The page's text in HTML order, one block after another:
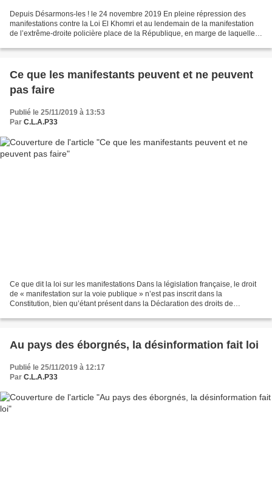
Depuis Désarmons-les ! le 24 novembre 2019 En pleine répression des
manifestations contre la Loi El Khomri et au lendemain de la manifestation
de l’extrême-droite policière place de la République, en marge de laquelle
Ce que les manifestants peuvent et ne peuvent
pas faire
Publié le 25/11/2019 à 13:53
Par C.L.A.P33
Ce que dit la loi sur les manifestations Dans la législation française, le droit
de « manifestation sur la voie publique » n’est pas inscrit dans la
Constitution, bien qu’étant présent dans la Déclaration des droits de
Au pays des éborgnés, la désinformation fait loi
Publié le 25/11/2019 à 12:17
Par C.L.A.P33